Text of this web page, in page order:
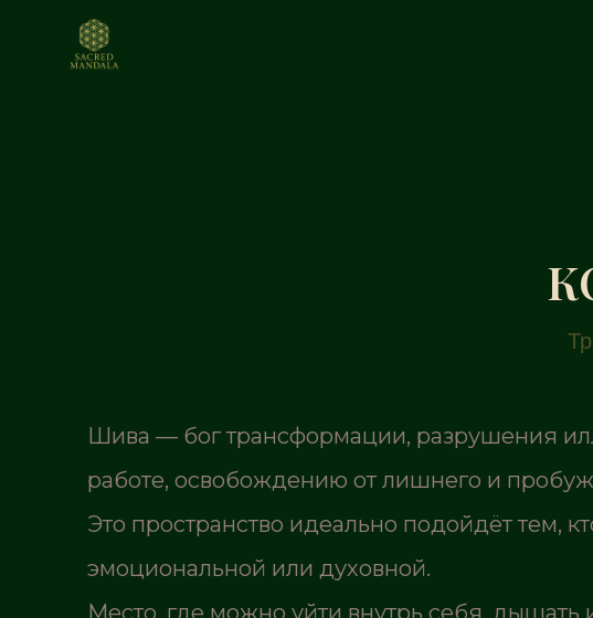
Шива — бог трансформации, разрушения
работе, освобождению от лишнего и
Это пространство идеально подойдёт тем,
эмоциональной или духовной.
Место, где можно уйти внутрь себя,